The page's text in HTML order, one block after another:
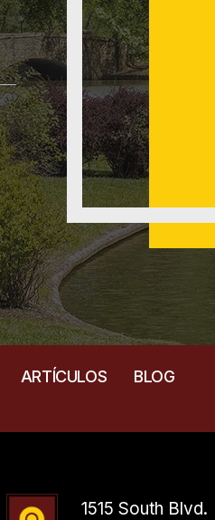
ARTÍCULOS
BLOG
1515 South Blvd.